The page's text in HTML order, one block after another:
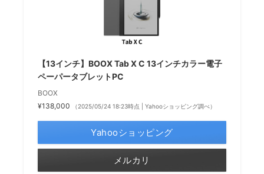
【13インチ】BOOX Tab X C 13インチカラー電子
ペーパータブレットPC
BOOX
¥138,000
（2025/05/24 18:23時点 | Yahooショッピング調べ）
Yahooショッピング
メルカリ